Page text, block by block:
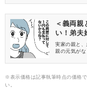
＜義両親
い！弟夫
実家の親と
親の元気が
※表示価格は記事執筆時点の価格
い。